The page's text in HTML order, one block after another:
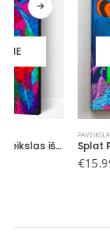
NETURIME
PAVEIKSLAI IŠ MODELINO